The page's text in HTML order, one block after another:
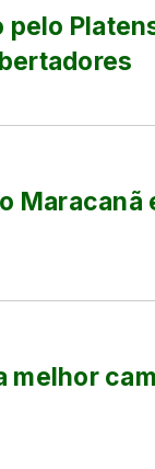
Maracanã
melhor